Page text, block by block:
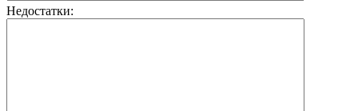
Недостатки: